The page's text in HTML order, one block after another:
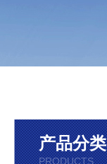
产品分类
PRODUCTS